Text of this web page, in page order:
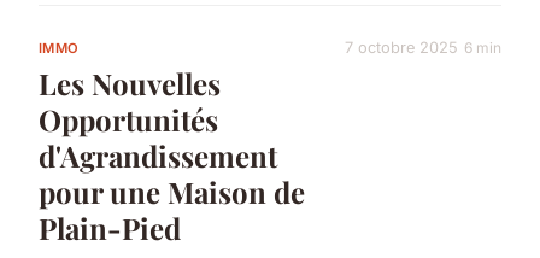
IMMO
Les Nouvelles
Opportunités
d'Agrandissement
pour une Maison de
Plain-Pied
7 octobre 2025 6 min